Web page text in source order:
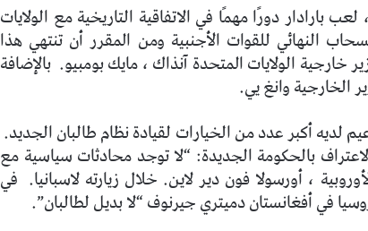
دورًا مهمًا في الاتفاقية التاريخية مع الولايات
موعدًا للانسحاب النهائي للقوات الأجنبية ومن المقرر أن تنتهي هذا
خارجية الولايات المتحدة آنذاك ، مايك بومبيو. بالإضافة
الخارجية وانغ يي.
لديه أكبر عدد من الخيارات لقيادة نظام طالبان الجديد.
بالحكومة الجديدة: “لا توجد محادثات سياسية مع
، أورسولا فون دير لاين. خلال زيارته لاسبانيا. في
في أفغانستان دميتري جيرنوف “لا بديل لطالبان”.